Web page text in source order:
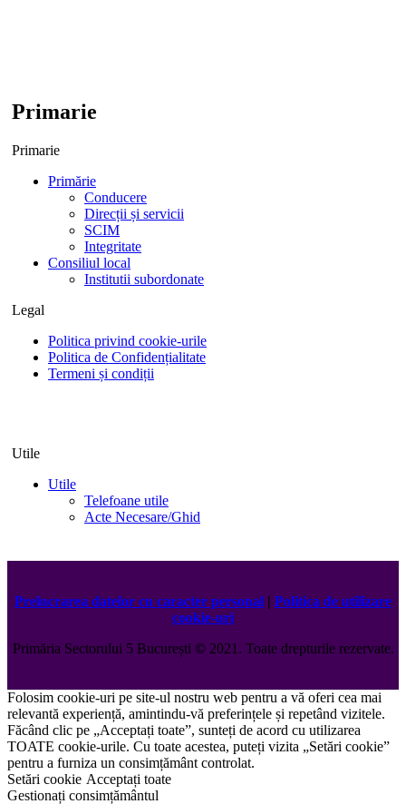
Primarie
Primarie
Primărie
Conducere
Direcții și servicii
SCIM
Integritate
Consiliul local
Institutii subordonate
Legal
Politica privind cookie-urile
Politica de Confidențialitate
Termeni și condiții
Utile
Utile
Telefoane utile
Acte Necesare/Ghid
Prelucrarea datelor cu caracter personal | Politica de utilizare
cookie-uri
Primăria Sectorului 5 București ©️2021. Toate drepturile rezervate.
Folosim cookie-uri pe site-ul nostru web pentru a vă oferi cea mai
relevantă experiență, amintindu-vă preferințele și repetând vizitele.
Făcând clic pe „Acceptați toate”, sunteți de acord cu utilizarea
TOATE cookie-urile. Cu toate acestea, puteți vizita „Setări cookie”
pentru a furniza un consimțământ controlat.
Setări cookie Acceptați toate
Gestionați consimțământul